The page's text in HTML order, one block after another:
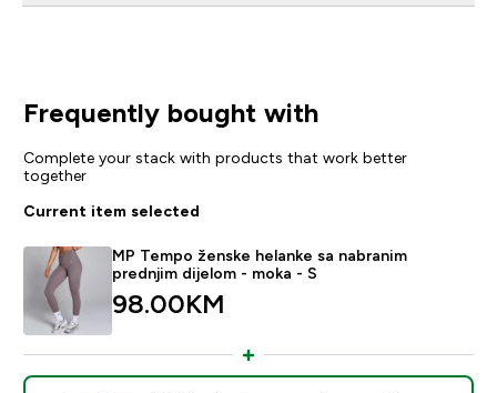
Frequently bought with
Complete your stack with products that work better
together
Current item selected
MP Tempo ženske helanke sa nabranim
prednjim dijelom - moka - S
98.00KM‎